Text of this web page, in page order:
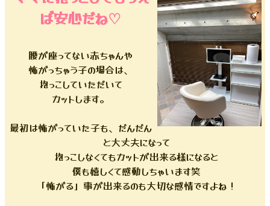
ば安心だね♡
腰が座ってない赤ちゃんや
怖がっちゃう子の場合は、
抱っこしていただいて
カットします。
最初は怖がっていた子も、だんだん
と大丈夫になって
抱っこしなくてもカットが出来る様になると
僕も嬉しくて感動しちゃいます笑
「怖がる」事が出来るのも大切な感情ですよね！